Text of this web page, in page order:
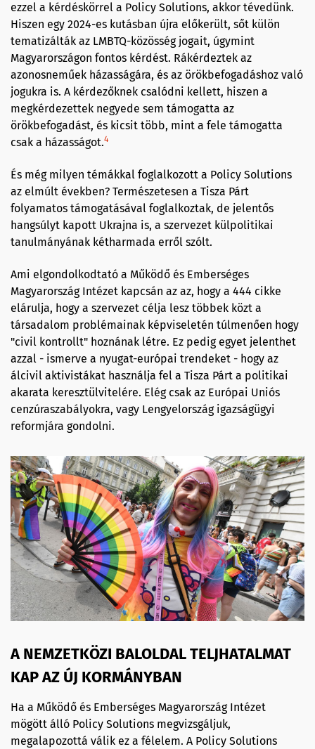
ezzel a kérdéskörrel a Policy Solutions, akkor tévedünk.
Hiszen egy 2024-es kutásban újra előkerült, sőt külön
tematizálták az LMBTQ-közösség jogait, úgymint
Magyarországon fontos kérdést. Rákérdeztek az
azonosneműek házasságára, és az örökbefogadáshoz való
jogukra is. A kérdezőknek csalódni kellett, hiszen a
megkérdezettek negyede sem támogatta az
örökbefogadást, és kicsit több, mint a fele támogatta
csak a házasságot.4
És még milyen témákkal foglalkozott a Policy Solutions
az elmúlt években? Természetesen a Tisza Párt
folyamatos támogatásával foglalkoztak, de jelentős
hangsúlyt kapott Ukrajna is, a szervezet külpolitikai
tanulmányának kétharmada erről szólt.
Ami elgondolkodtató a Működő és Emberséges
Magyarország Intézet kapcsán az az, hogy a 444 cikke
elárulja, hogy a szervezet célja lesz többek közt a
társadalom problémainak képviseletén túlmenően hogy
"civil kontrollt" hoznának létre. Ez pedig egyet jelenthet
azzal - ismerve a nyugat-európai trendeket - hogy az
álcivil aktivistákat használja fel a Tisza Párt a politikai
akarata keresztülvitelére. Elég csak az Európai Uniós
cenzúraszabályokra, vagy Lengyelország igazságügyi
reformjára gondolni.
A NEMZETKÖZI BALOLDAL TELJHATALMAT
KAP AZ ÚJ KORMÁNYBAN
Ha a Működő és Emberséges Magyarország Intézet
mögött álló Policy Solutions megvizsgáljuk,
megalapozottá válik ez a félelem. A Policy Solutions